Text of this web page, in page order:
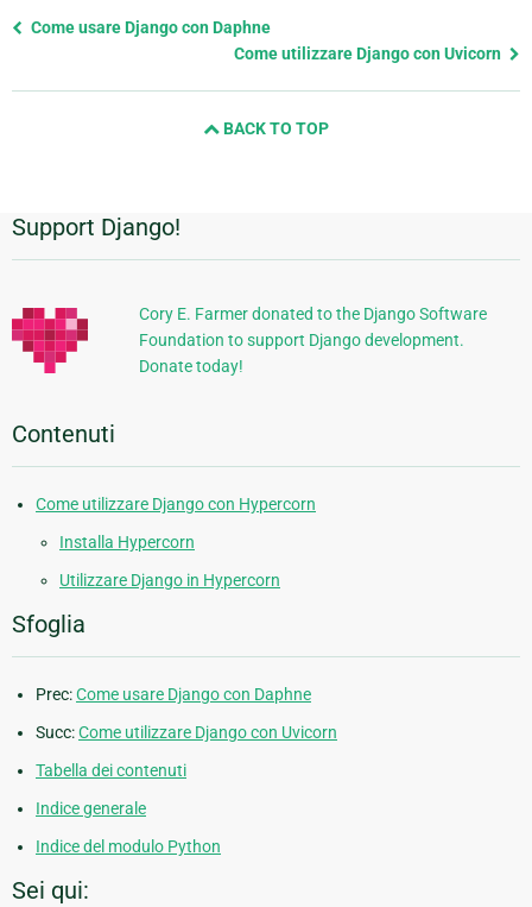
Previous
Come usare Django con Daphne
Come utilizzare Django con Uvicorn
BACK TO TOP
Informazioni
aggiuntive
Support Django!
Cory E. Farmer donated to the Django Software
Foundation to support Django development.
Donate today!
Contenuti
Come utilizzare Django con Hypercorn
Installa Hypercorn
Utilizzare Django in Hypercorn
Sfoglia
Prec:Come usare Django con Daphne
Succ:Come utilizzare Django con Uvicorn
Tabella dei contenuti
Indice generale
Indice del modulo Python
Sei qui: